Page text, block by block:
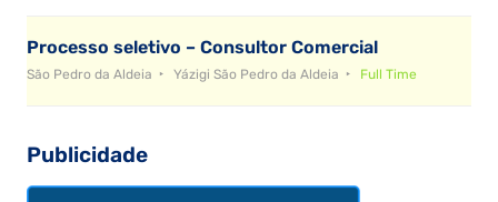
Processo seletivo – Consultor Comercial
São Pedro da Aldeia Yázigi São Pedro da Aldeia Full Time
Publicidade